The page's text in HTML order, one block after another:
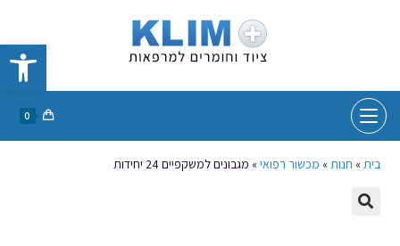
פתח סרגל נגישות
0
בית» חנות» מכשור רפואי» מגבונים למשקפיים 24 יחידות